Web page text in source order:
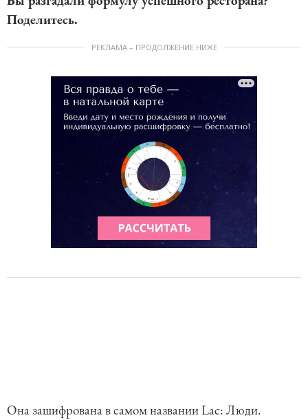
Поделитесь.
РЕКЛАМА – ПРОДОЛЖЕНИЕ НИЖЕ
Она зашифрована в самом названии Lac: Люди.